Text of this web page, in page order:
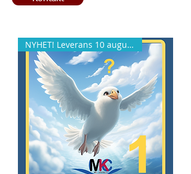
NYHET! Leverans 10 augusti!